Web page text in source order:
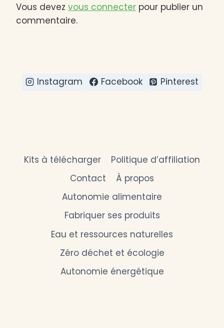
Vous devez vous connecter pour publier un
commentaire.
Instagram Facebook Pinterest
Kits à télécharger
Politique d’affiliation
Contact
À propos
Autonomie alimentaire
Fabriquer ses produits
Eau et ressources naturelles
Zéro déchet et écologie
Autonomie énergétique